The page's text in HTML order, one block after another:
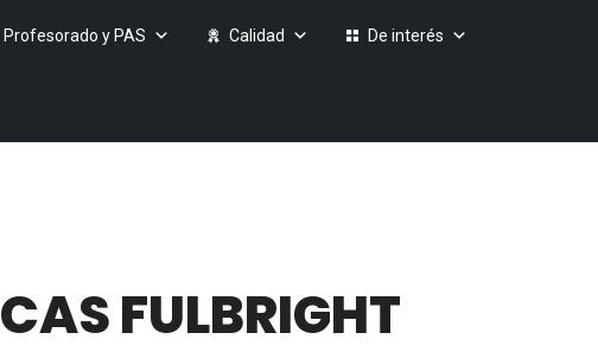
Profesorado y PAS Calidad De interés
FULBRIGHT